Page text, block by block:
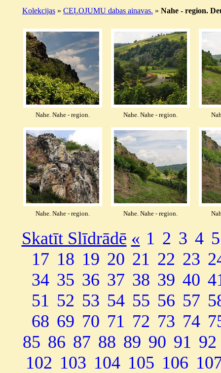
Kolekcijas » CEĻOJUMU dabas ainavas. » Nahe - region.
Nahe. Nahe - region. Nahe. Nahe - region.
Nahe. Nahe - region. Nahe. Nahe - region.
Skatīt Slīdrādē « 1 2 3 4 5
17 18 19 20 21 22 23
34 35 36 37 38 39 40
51 52 53 54 55 56 57
68 69 70 71 72 73 74
85 86 87 88 89 90 91 92
102 103 104 105 106